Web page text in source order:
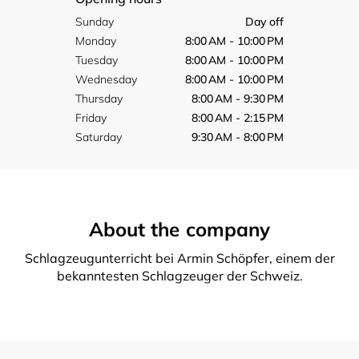
Sunday
Day off
Monday
8:00 AM - 10:00 PM
Tuesday
8:00 AM - 10:00 PM
Wednesday
8:00 AM - 10:00 PM
Thursday
8:00 AM - 9:30 PM
Friday
8:00 AM - 2:15 PM
Saturday
9:30 AM - 8:00 PM
About the company
Schlagzeugunterricht bei Armin Schöpfer, einem der
bekanntesten Schlagzeuger der Schweiz.